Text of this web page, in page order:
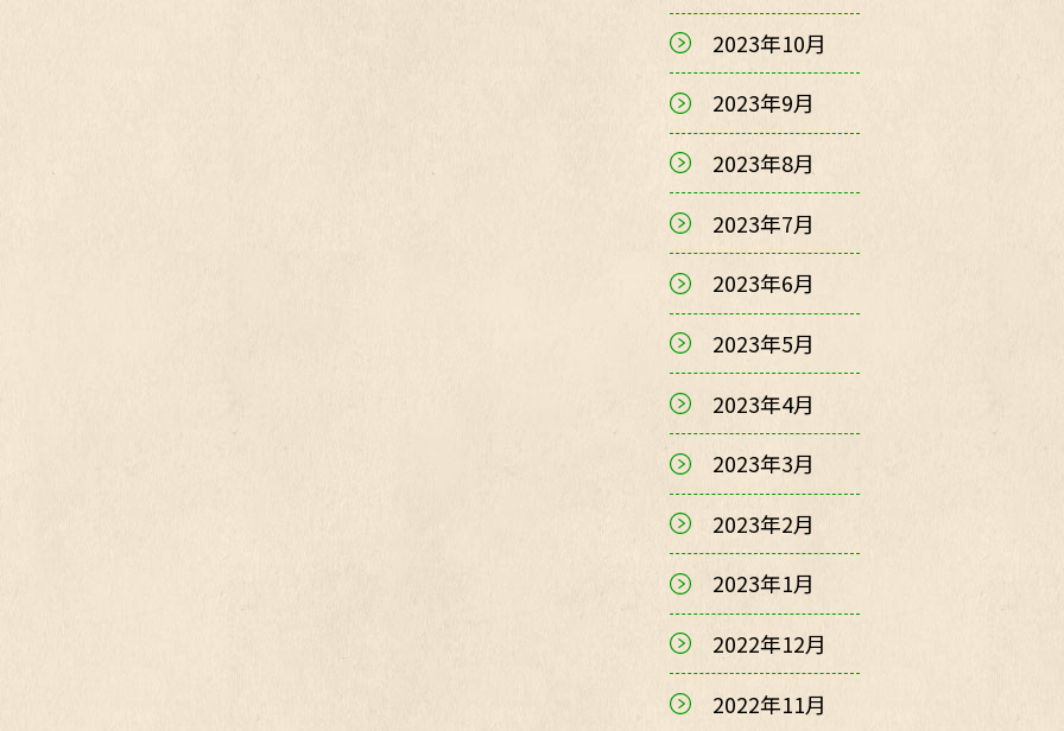
2023年10月
2023年9月
2023年8月
2023年7月
2023年6月
2023年5月
2023年4月
2023年3月
2023年2月
2023年1月
2022年12月
2022年11月